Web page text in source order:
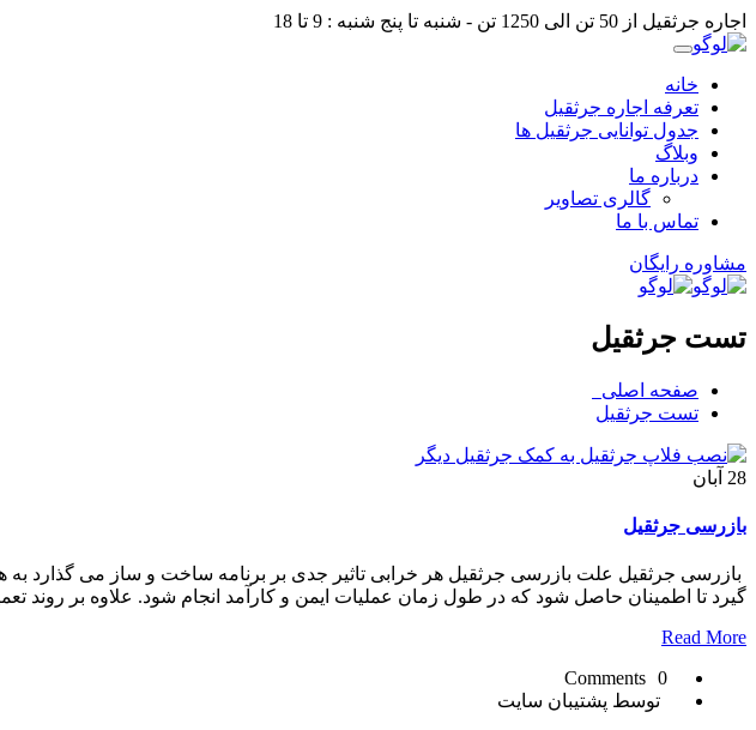
اجاره جرثقیل از 50 تن الی 1250 تن - شنبه تا پنج شنبه : 9 تا 18
خانه
تعرفه اجاره جرثقیل
جدول توانایی جرثقیل ها
وبلاگ
درباره ما
گالری تصاویر
تماس با ما
مشاوره رایگان
تست جرثقیل
صفحه اصلی
تست جرثقیل
28 آبان
بازرسی جرثقیل
بازرسی جرثقیل علت بازرسی جرثقیل هر خرابی تاثیر جدی بر برنامه ساخت و ساز می گذارد
گیرد تا اطمینان حاصل شود که در طول زمان عملیات ایمن و کارآمد انجام شود. علاوه بر روند
Read More
0 Comments
توسط پشتیبان سایت